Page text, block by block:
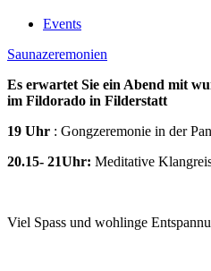
Events
Saunazeremonien
Es erwartet Sie ein Abend mit
im Fildorado in Filderstatt
19 Uhr : Gongzeremonie in der
20.15- 21Uhr: Meditative
Viel Spass und wohlinge